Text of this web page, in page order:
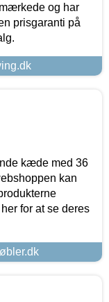
og har
prisgaranti på
kæde med 36
kan
for at se deres